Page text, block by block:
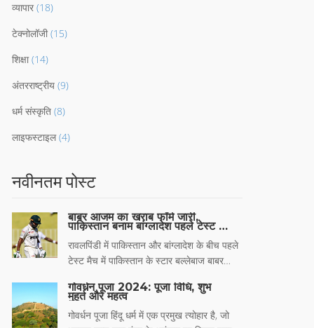
व्यापार (18)
टेक्नोलॉजी (15)
शिक्षा (14)
अंतरराष्ट्रीय (9)
धर्म संस्कृति (8)
लाइफस्टाइल (4)
नवीनतम पोस्ट
बाबर आजम का खराब फॉर्म जारी,
पाकिस्तान बनाम बांग्लादेश पहले टेस्ट में
8वां डक
रावलपिंडी में पाकिस्तान और बांग्लादेश के बीच पहले
टेस्ट मैच में पाकिस्तान के स्टार बल्लेबाज बाबर
रन बनाए आउट होने पर उनका यह आठवां टेस्ट डक
था। मैच की शुरुआत गीले मैदान के कारण देरी से
हुई, जिससे पहले सत्र में 230 मिनट का खेल कम
गोवर्धन पूजा 2024: पूजा विधि, शुभ
मुहूर्त और महत्व
गोवर्धन पूजा हिंदू धर्म में एक प्रमुख त्योहार है, जो